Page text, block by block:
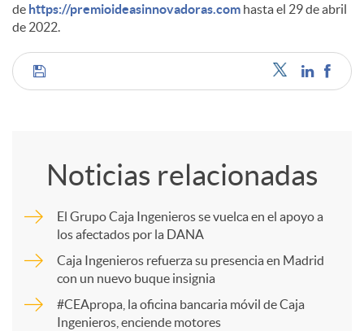
de https://premioideasinnovadoras.com hasta el 29 de abril
de 2022.
C
m
p
a
Noticias relacionadas
El Grupo Caja Ingenieros se vuelca en el apoyo a
los afectados por la DANA
Caja Ingenieros refuerza su presencia en Madrid
con un nuevo buque insignia
#CEApropa, la oficina bancaria móvil de Caja
Ingenieros, enciende motores